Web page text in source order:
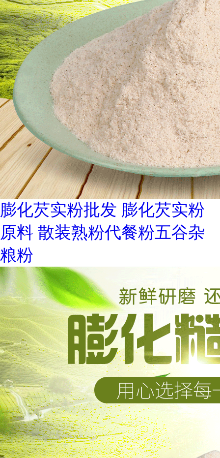
膨化芡实粉批发 膨化芡实粉
原料 散装熟粉代餐粉五谷杂
粮粉